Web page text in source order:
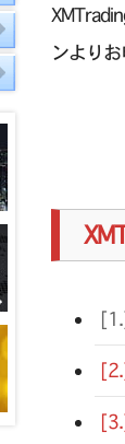
ンよりお